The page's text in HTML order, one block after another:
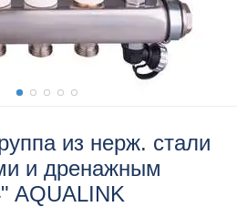
из нерж. стали
и дренажным
AQUALINK